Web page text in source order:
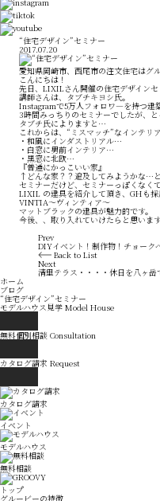
“住宅デザイン”セミナー
2017.07.20
愛知県岡崎市、西尾市の注文住宅はグ
こんにちは！
先日、LIXILさん開催の住宅デザインセ
講師さんは、タブチキヨシ氏。
Instagramで5万人フォロワ―を持つ建
3時間みっちりのセミナーでしたが、と
タブチ氏によりますと…
これからは、“ミスマッチ”なインテリ
・和風にインダストリアル…
・白窓に男前インテリア…
・黒窓に北欧…
『普通にかっこいい家』
↑どんな家？？追及してみようかな…と
セミナーだけど、セミナーっぽくなく
LIXIL の建具を紹介して頂き、GHも採
VINTIA～ヴィンティア～
マットブラックの建具が魅力的です。
今後、、取り入れていけたらと思います
Prev
DIYイベント！制作物！チョーク
Back to List
Next
清里テラス・・・・休日を八ヶ岳
ホーム
ブログ
“住宅デザイン”セミナー
モデルハウス見学 Model House
無料個別相談 Consultation
カタログ請求 Request
カタログ請求
イベント
モデルハウス
無料相談
トップ
グルービーの特徴